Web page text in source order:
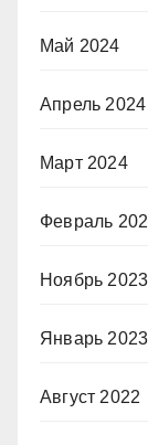
Май 2024
Апрель 2024
Март 2024
Февраль
Ноябрь 2023
Январь 2023
Август 2022